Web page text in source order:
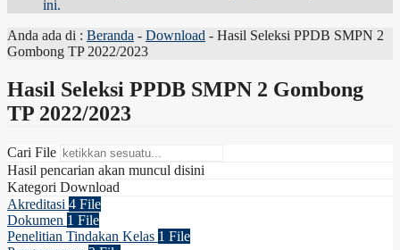
ini.
Anda ada di : Beranda - Download - Hasil Seleksi PPDB SMPN 2
Gombong TP 2022/2023
Hasil Seleksi PPDB SMPN 2 Gombong
TP 2022/2023
Cari File
Hasil pencarian akan muncul disini
Kategori Download
Akreditasi 4 File
Dokumen 1 File
Penelitian Tindakan Kelas 1 File